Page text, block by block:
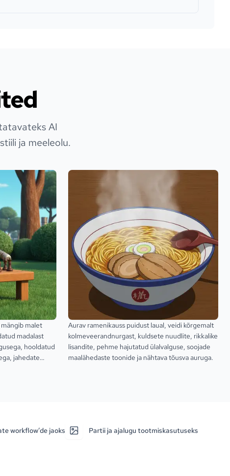
AI
ja meeleolu.
malet
madalast
hooldatud
jahedate
Aurav ramenikauss puidust laual, veidi kõrgemalt
kolmeveerandnurgast, kuldsete nuudlite, rikkalike
lisandite, pehme hajutatud ülalvalguse, soojade
maalähedaste toonide ja nähtava tõusva auruga.
workflow’de jaoks Partii ja ajalugu tootmiskasutuseks